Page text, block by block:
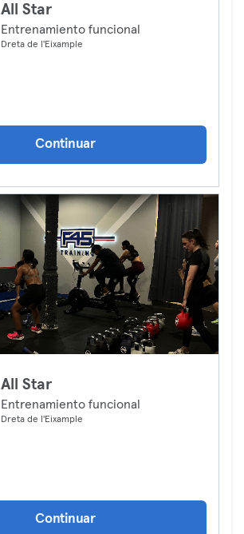
All Star
Entrenamiento funcional
Dreta de l'Eixample
Continuar
All Star
Entrenamiento funcional
Dreta de l'Eixample
Continuar